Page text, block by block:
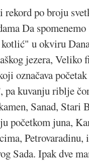
po broju
Da
u okviru
jezera, Veliko
označava
pa kuvanju riblje
Sanad,
početkom juna,
Sada. Ipak dve